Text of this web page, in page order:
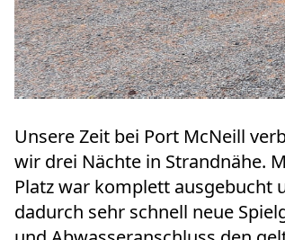
Unsere Zeit bei Port McNeill
wir drei Nächte in Strandnähe.
Platz war komplett ausgebucht
dadurch sehr schnell neue